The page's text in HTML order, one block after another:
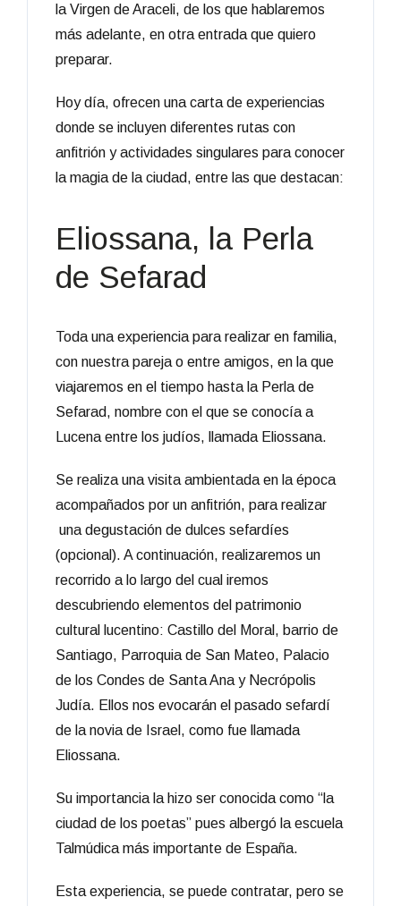
la Virgen de Araceli, de los que hablaremos
más adelante, en otra entrada que quiero
preparar.
Hoy día, ofrecen una carta de experiencias
donde se incluyen diferentes rutas con
anfitrión y actividades singulares para conocer
la magia de la ciudad, entre las que destacan:
Eliossana, la Perla
de Sefarad
Toda una experiencia para realizar en familia,
con nuestra pareja o entre amigos, en la que
viajaremos en el tiempo hasta la Perla de
Sefarad, nombre con el que se conocía a
Lucena entre los judíos, llamada Eliossana.
Se realiza una visita ambientada en la época
acompañados por un anfitrión, para realizar
una degustación de dulces sefardíes
(opcional). A continuación, realizaremos un
recorrido a lo largo del cual iremos
descubriendo elementos del patrimonio
cultural lucentino: Castillo del Moral, barrio de
Santiago, Parroquia de San Mateo, Palacio
de los Condes de Santa Ana y Necrópolis
Judía. Ellos nos evocarán el pasado sefardí
de la novia de Israel, como fue llamada
Eliossana.
Su importancia la hizo ser conocida como “la
ciudad de los poetas” pues albergó la escuela
Talmúdica más importante de España.
Esta experiencia, se puede contratar, pero se